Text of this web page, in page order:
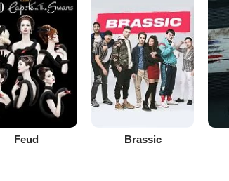
Feud Brassic